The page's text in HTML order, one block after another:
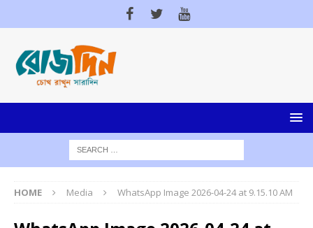
HOME Media WhatsApp Image 2026-04-24 at 9.15.10 AM